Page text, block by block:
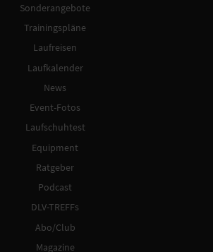
Sonderangebote
Trainingspläne
Laufreisen
Laufkalender
News
Event-Fotos
Laufschuhtest
Equipment
Ratgeber
Podcast
DLV-TREFFs
Abo/Club
Magazine